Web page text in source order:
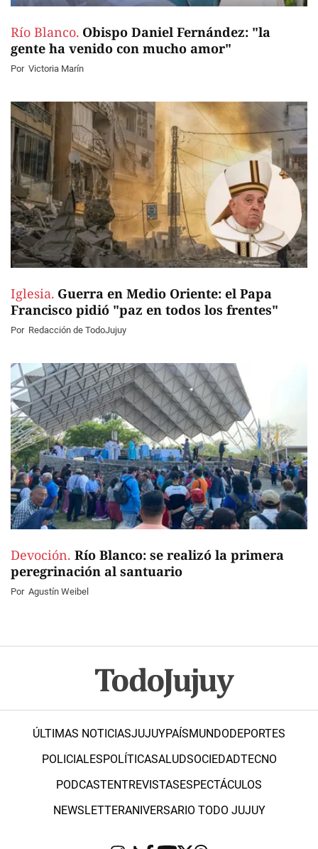
Río Blanco. Obispo Daniel Fernández: "la
gente ha venido con mucho amor"
Por Victoria Marín
Iglesia. Guerra en Medio Oriente: el Papa
Francisco pidió "paz en todos los frentes"
Por Redacción de TodoJujuy
Devoción. Río Blanco: se realizó la primera
peregrinación al santuario
Por Agustín Weibel
ÚLTIMAS NOTICIASJUJUYPAÍSMUNDODEPORTES
POLICIALESPOLÍTICASALUDSOCIEDADTECNO
PODCASTENTREVISTASESPECTÁCULOS
NEWSLETTERANIVERSARIO TODO JUJUY